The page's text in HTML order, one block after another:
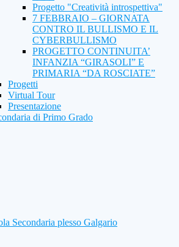
Progetto "Creatività introspettiva"
7 FEBBRAIO – GIORNATA
CONTRO IL BULLISMO E IL
CYBERBULLISMO
PROGETTO CONTINUITA’
INFANZIA “GIRASOLI” E
PRIMARIA “DA ROSCIATE”
Progetti
Virtual Tour
Presentazione
di Primo Grado
Secondaria plesso Galgario